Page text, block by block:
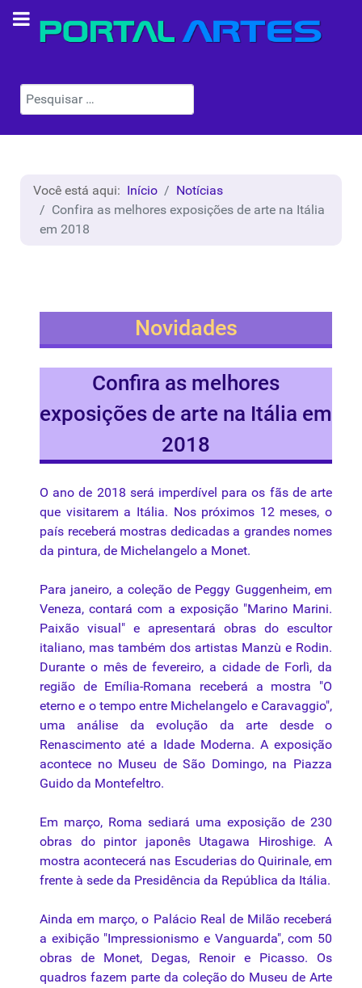
Pesquisar
Você está aqui: Início
Notícias
Confira as melhores exposições de arte na Itália
em 2018
Novidades
Confira as melhores
exposições de arte na Itália em
2018
O ano de 2018 será imperdível para os fãs de arte
que visitarem a Itália. Nos próximos 12 meses, o
país receberá mostras dedicadas a grandes nomes
da pintura, de Michelangelo a Monet.
Para janeiro, a coleção de Peggy Guggenheim, em
Veneza, contará com a exposição "Marino Marini.
Paixão visual" e apresentará obras do escultor
italiano, mas também dos artistas Manzù e Rodin.
Durante o mês de fevereiro, a cidade de Forlì, da
região de Emília-Romana receberá a mostra "O
eterno e o tempo entre Michelangelo e Caravaggio",
uma análise da evolução da arte desde o
Renascimento até a Idade Moderna. A exposição
acontece no Museu de São Domingo, na Piazza
Guido da Montefeltro.
Em março, Roma sediará uma exposição de 230
obras do pintor japonês Utagawa Hiroshige. A
mostra acontecerá nas Escuderias do Quirinale, em
frente à sede da Presidência da República da Itália.
Ainda em março, o Palácio Real de Milão receberá
a exibição "Impressionismo e Vanguarda", com 50
obras de Monet, Degas, Renoir e Picasso. Os
quadros fazem parte da coleção do Museu de Arte